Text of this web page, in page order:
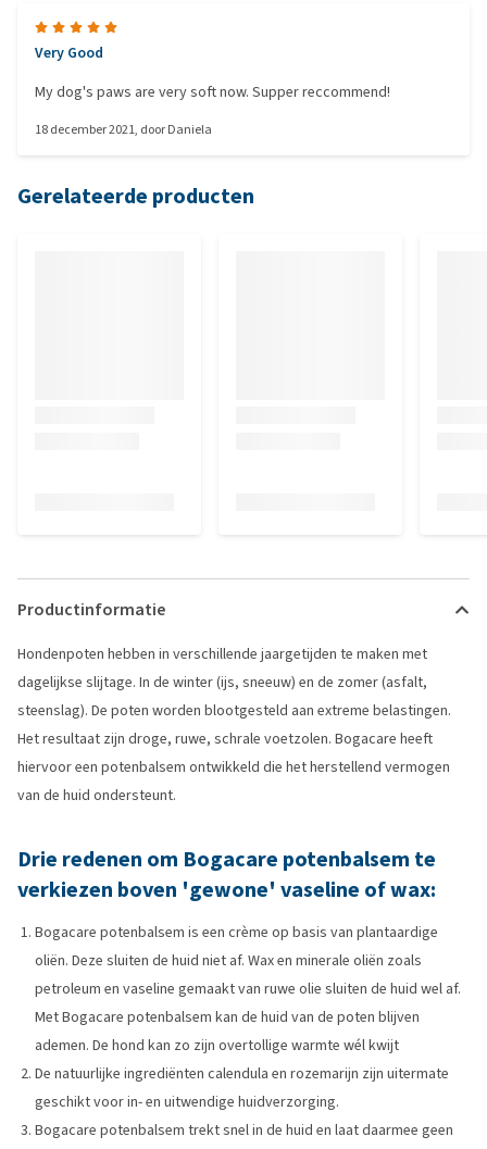
Very Good
My dog's paws are very soft now. Supper reccommend!
18 december 2021, doorDaniela
Gerelateerde producten
Productinformatie
Hondenpoten hebben in verschillende jaargetijden te maken met
dagelijkse slijtage. In de winter (ijs, sneeuw) en de zomer (asfalt,
steenslag). De poten worden blootgesteld aan extreme belastingen.
Het resultaat zijn droge, ruwe, schrale voetzolen. Bogacare heeft
hiervoor een potenbalsem ontwikkeld die het herstellend vermogen
van de huid ondersteunt.
Drie redenen om Bogacare potenbalsem te
verkiezen boven 'gewone' vaseline of wax:
Bogacare potenbalsem is een crème op basis van plantaardige
oliën. Deze sluiten de huid niet af. Wax en minerale oliën zoals
petroleum en vaseline gemaakt van ruwe olie sluiten de huid wel af.
Met Bogacare potenbalsem kan de huid van de poten blijven
ademen. De hond kan zo zijn overtollige warmte wél kwijt
De natuurlijke ingrediënten calendula en rozemarijn zijn uitermate
geschikt voor in- en uitwendige huidverzorging.
Bogacare potenbalsem trekt snel in de huid en laat daarmee geen